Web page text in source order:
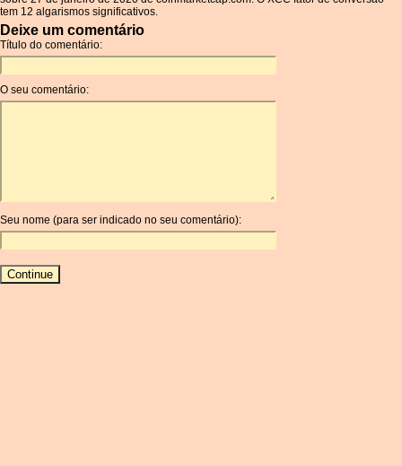
tem 12 algarismos significativos.
Deixe um comentário
Título do comentário:
O seu comentário:
Seu nome (para ser indicado no seu comentário):